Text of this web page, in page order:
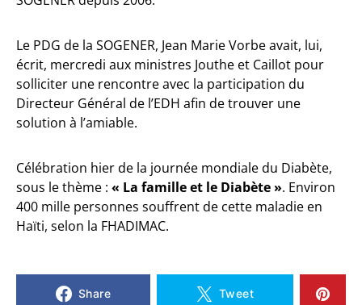
Le PDG de la SOGENER, Jean Marie Vorbe avait, lui,
écrit, mercredi aux ministres Jouthe et Caillot pour
solliciter une rencontre avec la participation du
Directeur Général de l’EDH afin de trouver une
solution à l’amiable.
Célébration hier de la journée mondiale du Diabète,
sous le thème : « La famille et le Diabète ». Environ
400 mille personnes souffrent de cette maladie en
Haïti, selon la FHADIMAC.
Share Tweet